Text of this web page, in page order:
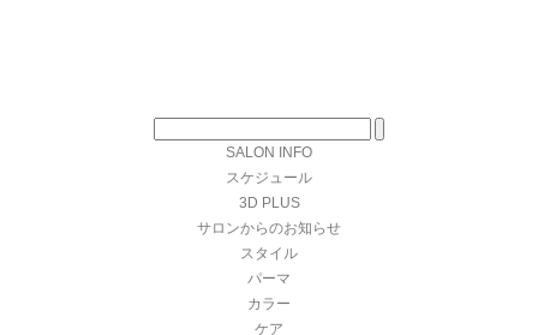
SALON INFO
スケジュール
3D PLUS
サロンからのお知らせ
スタイル
パーマ
カラー
ケア